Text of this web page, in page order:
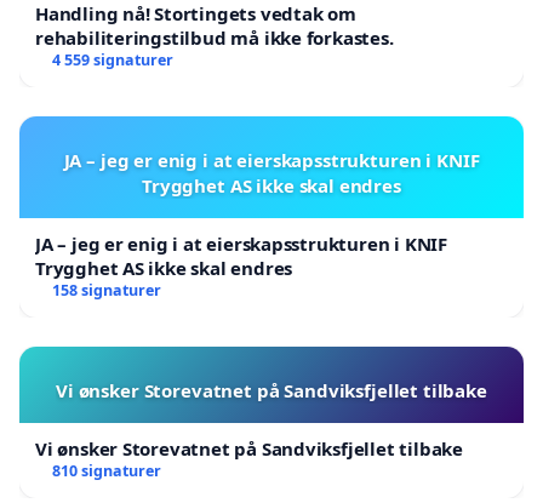
Handling nå! Stortingets vedtak om
rehabiliteringstilbud må ikke forkastes.
4 559 signaturer
JA – jeg er enig i at eierskapsstrukturen i KNIF
Trygghet AS ikke skal endres
JA – jeg er enig i at eierskapsstrukturen i KNIF
Trygghet AS ikke skal endres
158 signaturer
Vi ønsker Storevatnet på Sandviksfjellet tilbake
Vi ønsker Storevatnet på Sandviksfjellet tilbake
810 signaturer